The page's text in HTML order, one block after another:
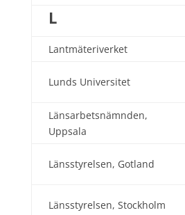
L
Lantmäteriverket
Lunds Universitet
Länsarbetsnämnden,
Uppsala
Länsstyrelsen, Gotland
Länsstyrelsen, Stockholm